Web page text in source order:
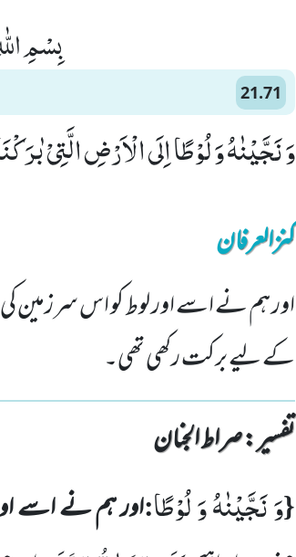
بِسْمِ
21.71
وَ نَجَّیْنٰهُ وَ لُوْطًا اِلَى الْاَرْضِ الَّتِیْ
کنزالعرفان
اور ہم نے اسے اور لوط کو اس سرزمین
کے لیے برکت رکھی تھی۔
تفسیر : ‎صراط الجنان
{وَ نَجَّیْنٰهُ وَ لُوْطًا:اور ہم نے اسے